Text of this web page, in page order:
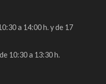
a 14:00 h. y de 17
10:30 a 13:30 h.